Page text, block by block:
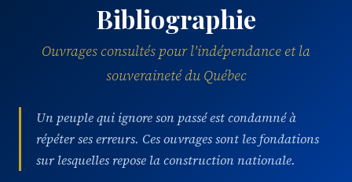
Bibliographie
Ouvrages consultés pour l'indépendance et la
souveraineté du Québec
Un peuple qui ignore son passé est condamné à
répéter ses erreurs. Ces ouvrages sont les fondations
sur lesquelles repose la construction nationale.